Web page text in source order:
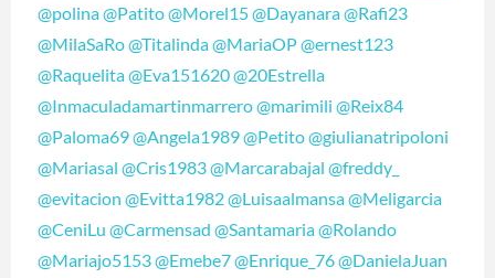
@polina@Patito@Morel15@Dayanara@Rafi23
@MilaSaRo@Titalinda@MariaOP@ernest123
@Raquelita@Eva151620@20Estrella
@Inmaculadamartinmarrero@marimili @Reix84
@Paloma69@Angela1989@Petito@giulianatripoloni
@Mariasal @Cris1983@Marcarabajal @freddy_
@evitacion @Evitta1982@Luisaalmansa@Meligarcia
@CeniLu @Carmensad @Santamaria@Rolando
@Mariajo5153@Emebe7@Enrique_76@DanielaJuan